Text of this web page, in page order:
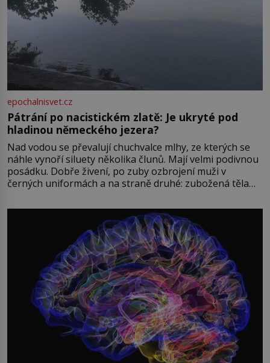
epochalnisvet.cz
Pátrání po nacistickém zlatě: Je ukryté pod
hladinou německého jezera?
Nad vodou se převalují chuchvalce mlhy, ze kterých se
náhle vynoří siluety několika člunů. Mají velmi podivnou
posádku. Dobře živení, po zuby ozbrojení muži v
černých uniformách a na straně druhé: zubožená těla
přízračná scéna znamená? Je jaro roku 1945, druhá
světová válka se chýlí ke konci. Jezero Stolpsee